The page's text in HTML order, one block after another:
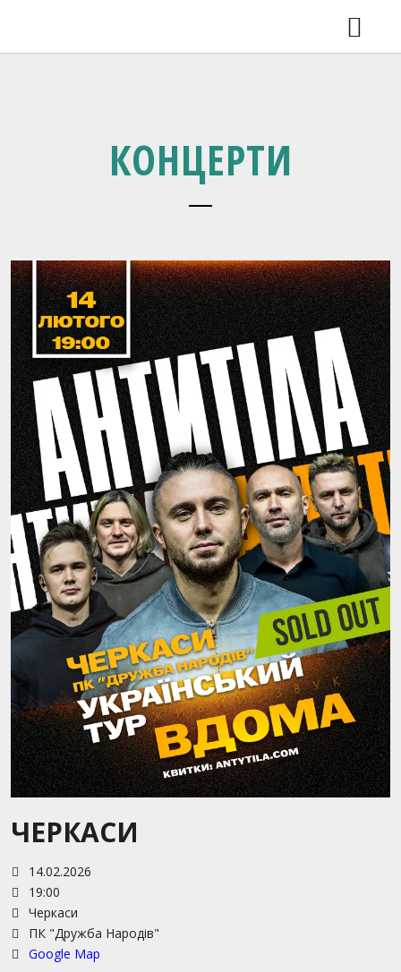
SHOP
ГАЛЕРЕЯ
КОНЦЕРТИ
ЧЕРКАСИ
14.02.2026
19:00
Черкаси
ПК "Дружба Народів"
Google Map